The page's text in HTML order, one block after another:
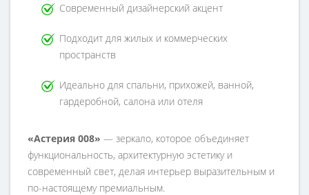
Современный дизайнерский акцент
Подходит для жилых и коммерческих
пространств
Идеально для спальни, прихожей, ванной,
гардеробной, салона или отеля
«Астерия 008» — зеркало, которое объединяет
функциональность, архитектурную эстетику и
современный свет, делая интерьер выразительным и
по-настоящему премиальным.